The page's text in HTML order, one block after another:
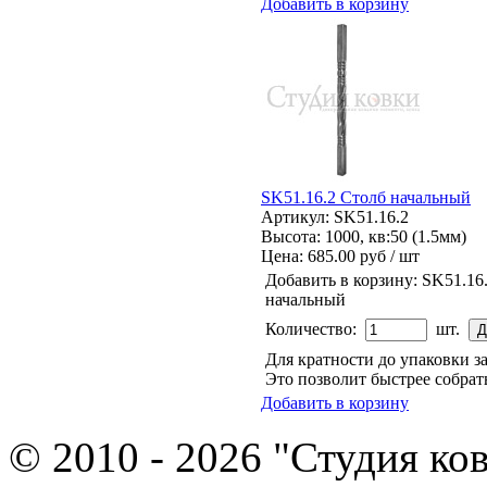
SK51.16.2 Столб начальный
Артикул: SK51.16.2
Высота: 1000, кв:50 (1.5мм)
Цена: 685.00 руб / шт
Добавить в корзину:
начальный
Количество:
шт.
Для кратности до упаковки
Это позволит быстрее
Добавить в корзину
© 2010 - 2026 "Студия